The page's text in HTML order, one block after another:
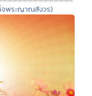
จพระญาณสังวร)